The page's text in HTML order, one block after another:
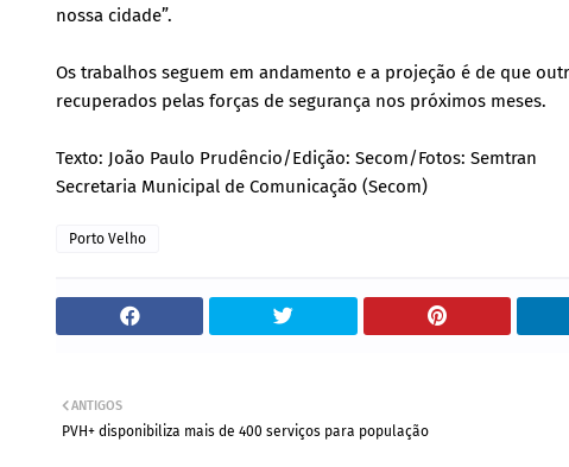
nossa cidade”.
Os trabalhos seguem em andamento e a projeção é de que
recuperados pelas forças de segurança nos próximos meses.
Texto: João Paulo Prudêncio/Edição: Secom/Fotos: Semtran
Secretaria Municipal de Comunicação (Secom)
Porto Velho
ANTIGOS
PVH+ disponibiliza mais de 400 serviços para população